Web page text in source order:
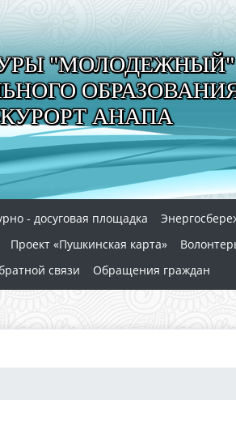
"МОЛОДЕЖНЫЙ"
АНАПА
- досуговая площадка
Проект «Пушкинская карта»
связи Обращения граждан